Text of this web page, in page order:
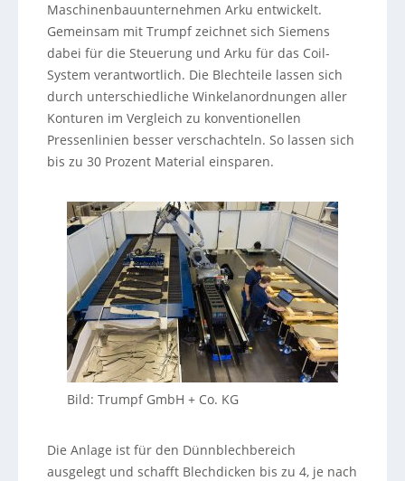
Maschinenbauunternehmen Arku entwickelt.
Gemeinsam mit Trumpf zeichnet sich Siemens
dabei für die Steuerung und Arku für das Coil-
System verantwortlich. Die Blechteile lassen sich
durch unterschiedliche Winkelanordnungen aller
Konturen im Vergleich zu konventionellen
Pressenlinien besser verschachteln. So lassen sich
bis zu 30 Prozent Material einsparen.
Bild: Trumpf GmbH + Co. KG
Die Anlage ist für den Dünnblechbereich
ausgelegt und schafft Blechdicken bis zu 4, je nach